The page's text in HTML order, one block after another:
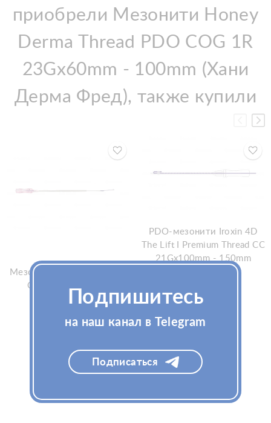
приобрели Мезонити Honey
Derma Thread PDO COG 1R
23Gx60mm - 100mm (Хани
Дерма Фред), также купили
Мезонити PDO AestheLine
COG 19G/100 СW
Узнать цену
PDO-мезонити Iroxin 4D
The Lift I Premium Thread СС
21Gx100mm - 150mm
Подпишитесь
на наш канал в Telegram
Подписаться